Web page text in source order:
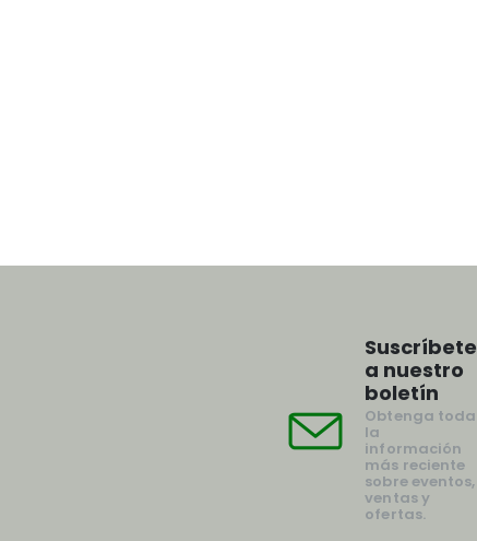
Suscríbete
a nuestro
boletín
Obtenga toda
la
información
más reciente
sobre eventos,
ventas y
ofertas.